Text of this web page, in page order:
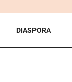
DIASPORA